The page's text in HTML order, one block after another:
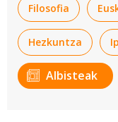
Filosofia
Hezkuntza
Albisteak